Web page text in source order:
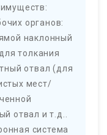
органов:
наклонный
толкания
отвал (для
мест/
отвал и т.д..
система